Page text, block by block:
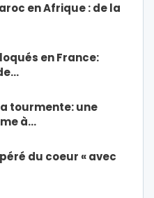
en Afrique : de la
en France:
tourmente: une
à…
du coeur « avec